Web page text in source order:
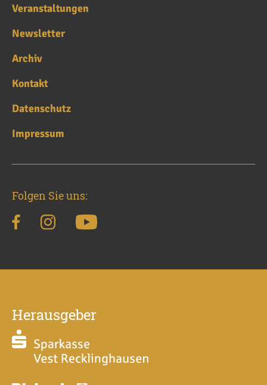
Veranstaltungen
Newsletter
Archiv
Kontakt
Datenschutz
Impressum
Folgen Sie uns:
Herausgeber